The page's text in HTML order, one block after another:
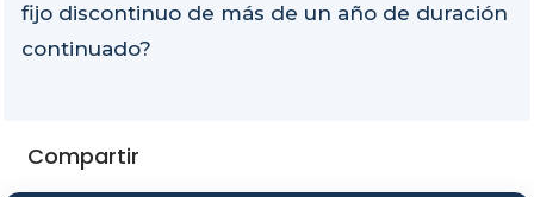
fijo discontinuo de más de un año de duración
continuado?
Compartir